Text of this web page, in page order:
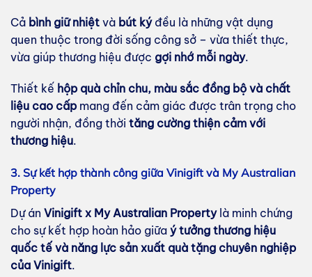
Cả bình giữ nhiệt và bút kýđều là những vật dụng
quen thuộc trong đời sống công sở – vừa thiết thực,
vừa giúp thương hiệu được gợi nhớ mỗi ngày.
Thiết kế hộp quà chỉn chu, màu sắc đồng bộ và chất
liệu cao cấp mang đến cảm giác được trân trọng cho
người nhận, đồng thời tăng cường thiện cảm với
thương hiệu.
3. Sự kết hợp thành công giữa Vinigift và My Australian
Property
Dự án Vinigift x My Australian Propertylà minh chứng
cho sự kết hợp hoàn hảo giữa ý tưởng thương hiệu
quốc tế và năng lực sản xuất quà tặng chuyên nghiệp
của Vinigift.